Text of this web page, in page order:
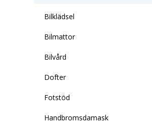
Bilklädsel
Bilmattor
Bilvård
Dofter
Fotstöd
Handbromsdamask